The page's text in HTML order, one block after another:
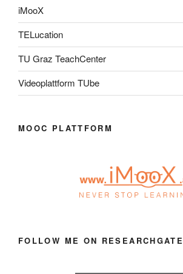
iMooX
TELucation
TU Graz TeachCenter
Videoplattform TUbe
MOOC PLATTFORM
FOLLOW ME ON RESEARCHGATE